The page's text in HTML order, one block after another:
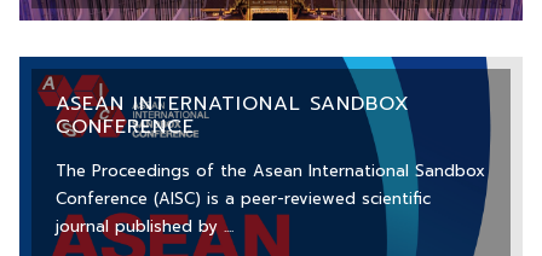
ASEAN INTERNATIONAL SANDBOX
CONFERENCE
The Proceedings of the Asean International Sandbox
Conference (AISC) is a peer-reviewed scientific
journal published by ....